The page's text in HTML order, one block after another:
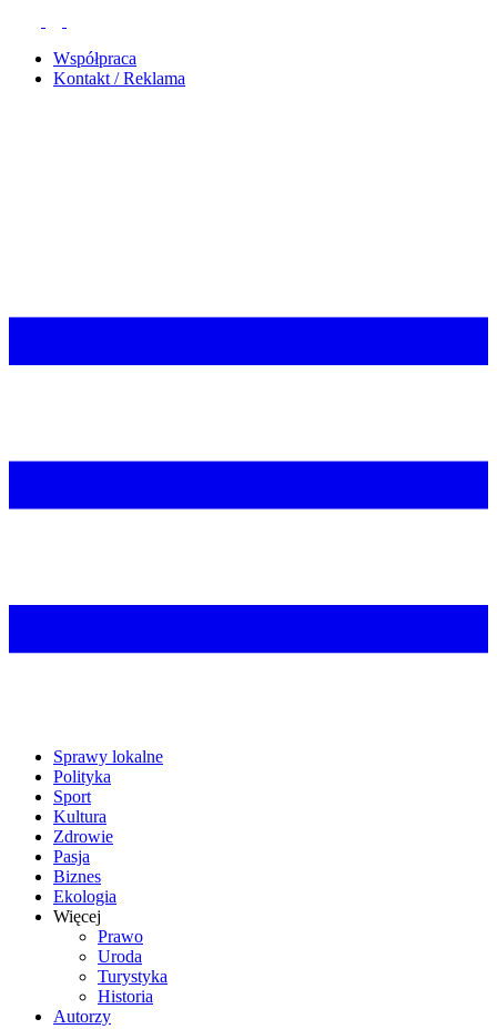
Współpraca
Kontakt / Reklama
Sprawy lokalne
Polityka
Sport
Kultura
Zdrowie
Pasja
Biznes
Ekologia
Więcej
Prawo
Uroda
Turystyka
Historia
Autorzy